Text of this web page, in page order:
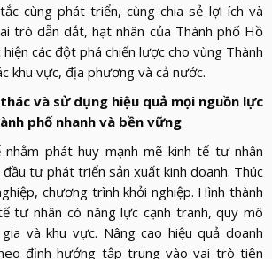
cùng phát triển, cùng chia sẻ lợi ích và
trò dẫn dắt, hạt nhân của Thành phố Hồ
các đột phá chiến lược cho vùng Thành
khu vực, địa phương và cả nước.
và sử dụng hiệu quả mọi nguồn lực
phố nhanh và bền vững
phát huy mạnh mẽ kinh tế tư nhân
tư phát triển sản xuất kinh doanh. Thúc
chương trình khởi nghiệp. Hình thành
tư nhân có năng lực cạnh tranh, quy mô
và khu vực. Nâng cao hiệu quả doanh
định hướng tập trung vào vai trò tiên